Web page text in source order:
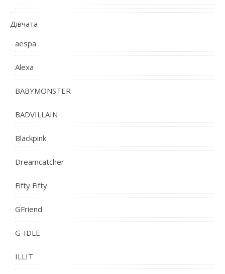
Дівчата
aespa
Alexa
BABYMONSTER
BADVILLAIN
Blackpink
Dreamcatcher
Fifty Fifty
GFriend
G-IDLE
ILLIT